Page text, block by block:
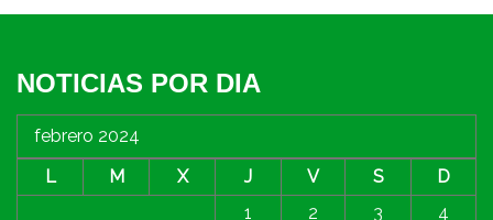
NOTICIAS POR DIA
febrero 2024
L
M X J V S
D
1
2 3
4